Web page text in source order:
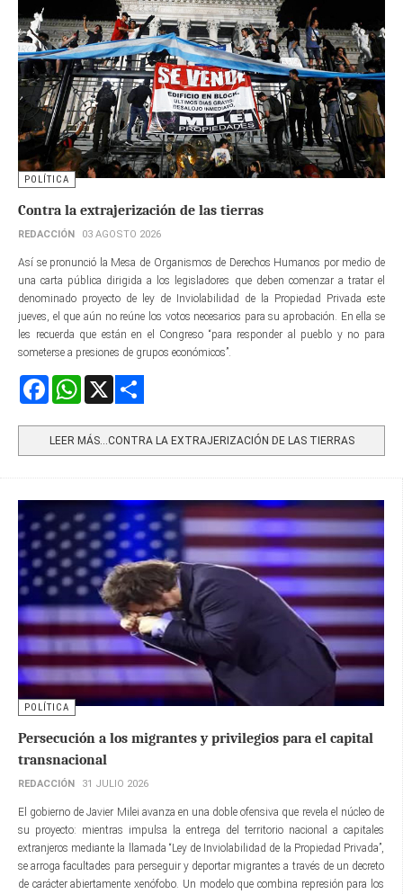
POLÍTICA
Contra la extrajerización de las tierras
REDACCIÓN 03 AGOSTO 2026
Así se pronunció la Mesa de Organismos de Derechos Humanos por medio de
una carta pública dirigida a los legisladores que deben comenzar a tratar el
denominado proyecto de ley de Inviolabilidad de la Propiedad Privada este
jueves, el que aún no reúne los votos necesarios para su aprobación. En ella se
les recuerda que están en el Congreso “para responder al pueblo y no para
someterse a presiones de grupos económicos”.
FacebookWhatsApp
LEER MÁS…CONTRA LA EXTRAJERIZACIÓN DE LAS TIERRAS
POLÍTICA
Persecución a los migrantes y privilegios para el capital
transnacional
REDACCIÓN 31 JULIO 2026
El gobierno de Javier Milei avanza en una doble ofensiva que revela el núcleo de
su proyecto: mientras impulsa la entrega del territorio nacional a capitales
extranjeros mediante la llamada “Ley de Inviolabilidad de la Propiedad Privada”,
se arroga facultades para perseguir y deportar migrantes a través de un decreto
de carácter abiertamente xenófobo. Un modelo que combina represión para los